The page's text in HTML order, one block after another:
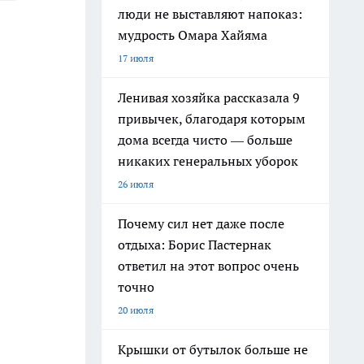
люди не выставляют напоказ:
мудрость Омара Хайяма
17 июля
Ленивая хозяйка рассказала 9
привычек, благодаря которым
дома всегда чисто — больше
никаких генеральных уборок
26 июля
Почему сил нет даже после
отдыха: Борис Пастернак
ответил на этот вопрос очень
точно
20 июля
Крышки от бутылок больше не